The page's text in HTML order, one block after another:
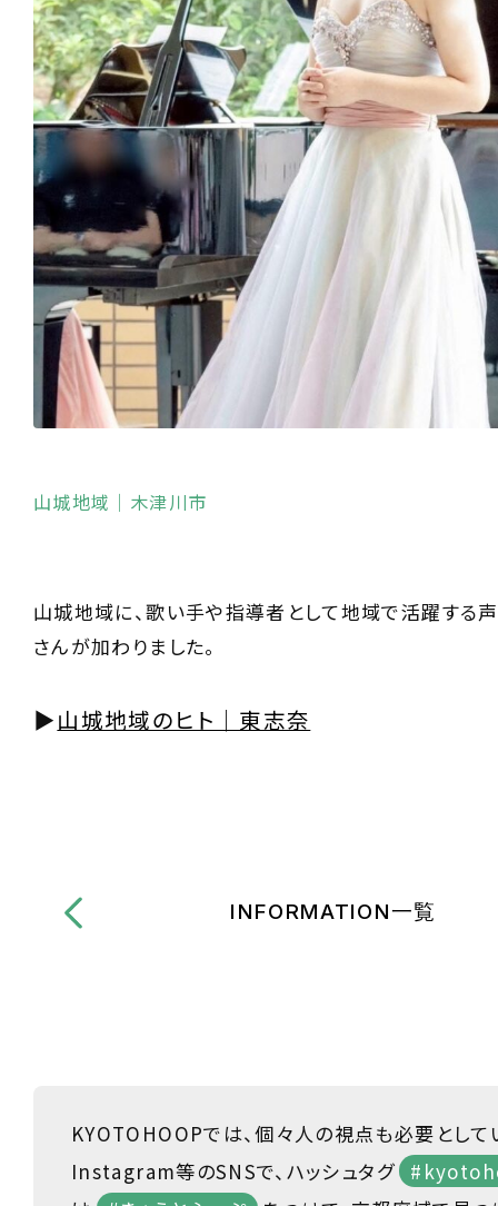
山城地域 ｜木津川市
山城地域に、歌い手や指導者として地域で活躍する
さんが加わりました。
▶︎山城地域のヒト｜東志奈
INFORMATION一覧
KYOTOHOOPでは、個々人の視点も必要として
Instagram等のSNSで、ハッシュタグ